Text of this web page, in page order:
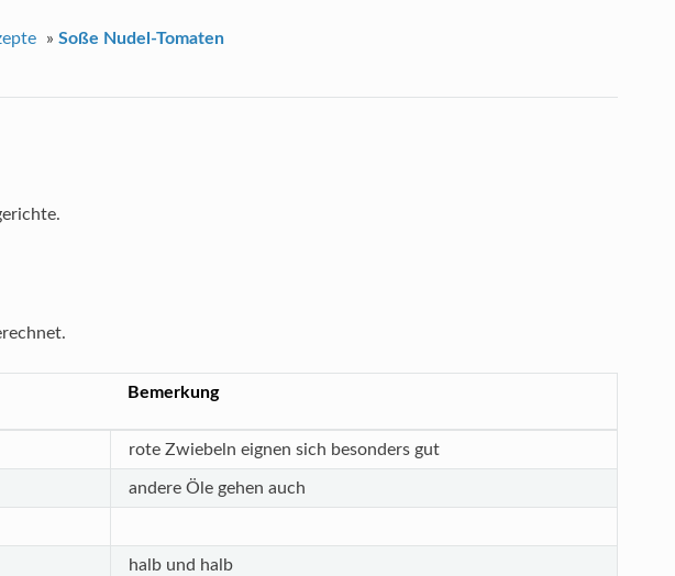
»Soße Nudel-Tomaten
Bemerkung
rote Zwiebeln eignen sich besonders gut
andere Öle gehen auch
halb und halb